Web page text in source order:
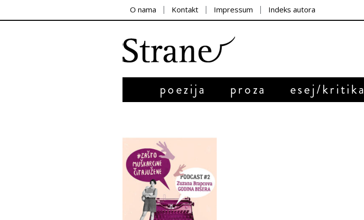
O nama Kontakt Impressum Indeks autora
poezija proza esej/kritika